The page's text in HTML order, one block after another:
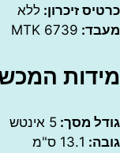
זיכרון:ללא
MTK 6739
המכשיר
מסך:5 אינטש
13.1 ס"מ